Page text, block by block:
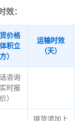
效：
价格
体积立
方）
运输时效
（天）
咨询
实时报
价）
提货须加上